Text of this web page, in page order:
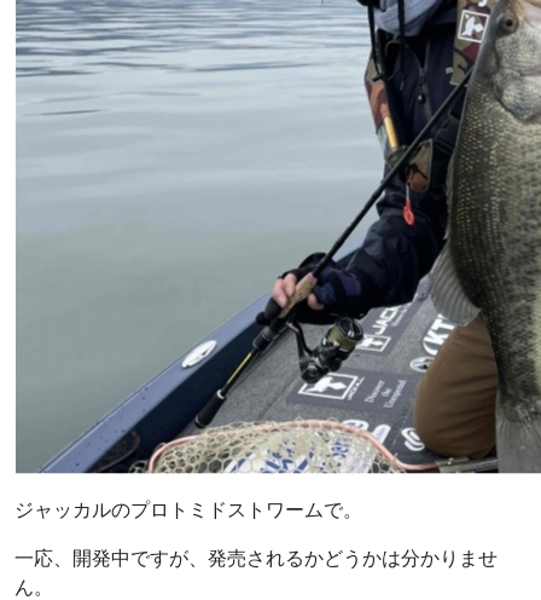
ジャッカルのプロトミドストワームで。
一応、開発中ですが、発売されるかどうかは分かりませ
ん。